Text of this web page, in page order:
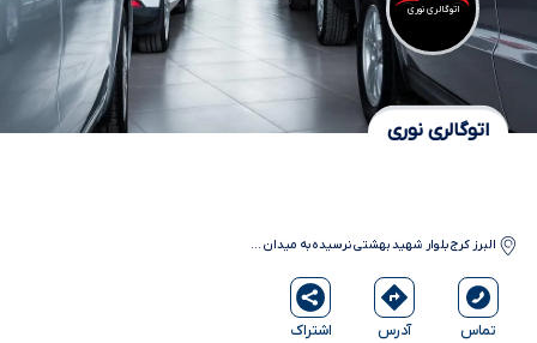
اتوگالری نوری
اتوگالری نوری
البرز کرجبلوار شهید بهشتی نرسیده به میدان ...
تماس آدرس اشتراک